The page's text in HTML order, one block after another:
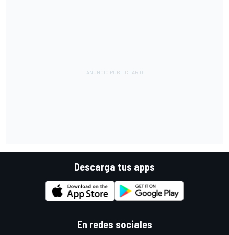
Descarga tus apps
En redes sociales